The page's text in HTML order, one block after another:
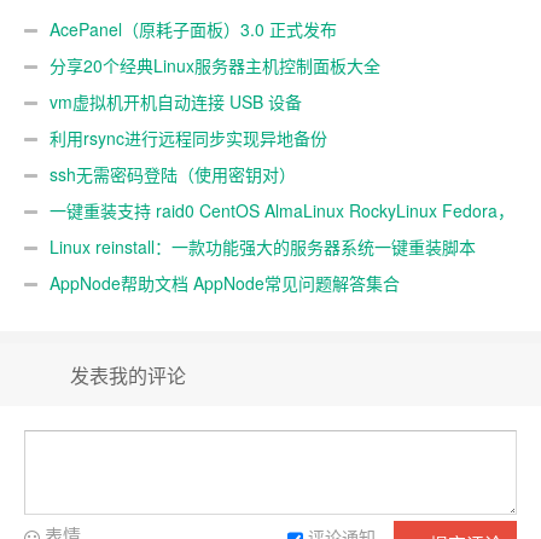
AcePanel（原耗子面板）3.0 正式发布
分享20个经典Linux服务器主机控制面板大全
vm虚拟机开机自动连接 USB 设备
利用rsync进行远程同步实现异地备份
ssh无需密码登陆（使用密钥对）
一键重装支持 raid0 CentOS AlmaLinux RockyLinux Fedora，
不同系统互装
Linux reinstall：一款功能强大的服务器系统一键重装脚本
AppNode帮助文档 AppNode常见问题解答集合
发表我的评论